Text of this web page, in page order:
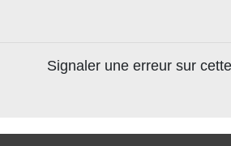
Signaler une erreur sur